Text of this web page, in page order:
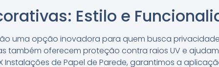
Estilo e
uma opção inovadora para quem busca
também oferecem proteção contra raios UV e
Instalações de Papel de Parede, garantimos a